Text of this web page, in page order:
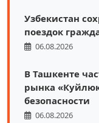
Узбекистан
поездок
06.08.2026
В Ташкенте
рынка
безопасности
06.08.2026